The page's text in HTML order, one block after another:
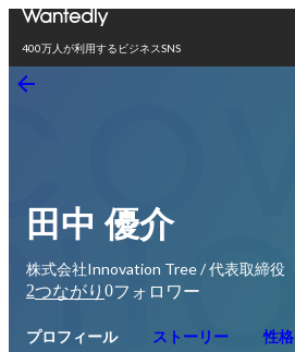
400万人が利用するビジネスSNS
田中 優介
株式会社Innovation Tree / 代表取締役
2つながり 0フォロワー
プロフィール ストーリー 性格